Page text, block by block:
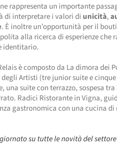
rappresenta un importante
di interpretare i valori di unicità,
. È inoltre un’opportunità per il
alla ricerca di esperienze
identitario.
è composto da La dimora dei
Artisti (tre junior suite e
una suite con terrazzo, sospesa
Radici Ristorante in Vigna,
gastronomica con una cucina
su tutte le novità del